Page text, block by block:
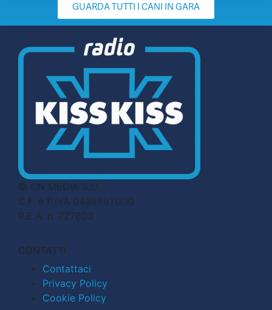
GUARDA TUTTI I CANI IN GARA
© CN MEDIA S.r.l.
C.F. e P.IVA 04998911210
R.E.A. n. 727803
CONTATTI
Contattaci
Privacy Policy
Cookie Policy